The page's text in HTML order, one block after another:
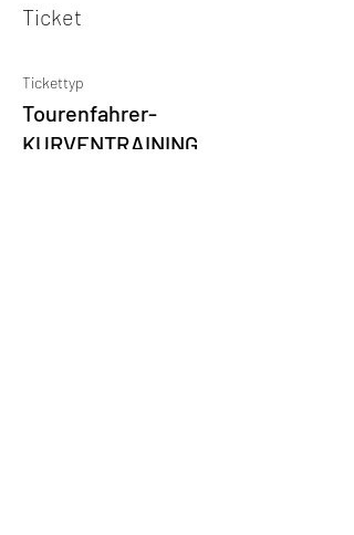
Ticket
Tickettyp
Tourenfahrer-
KURVENTRAINING